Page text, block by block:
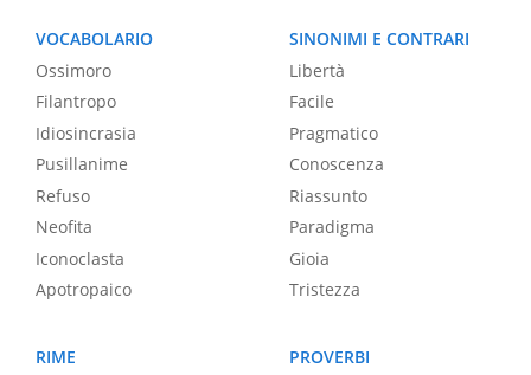
VOCABOLARIO
Ossimoro
Filantropo
Idiosincrasia
Pusillanime
Refuso
Neofita
Iconoclasta
Apotropaico
SINONIMI E CONTRARI
Libertà
Facile
Pragmatico
Conoscenza
Riassunto
Paradigma
Gioia
Tristezza
RIME
PROVERBI